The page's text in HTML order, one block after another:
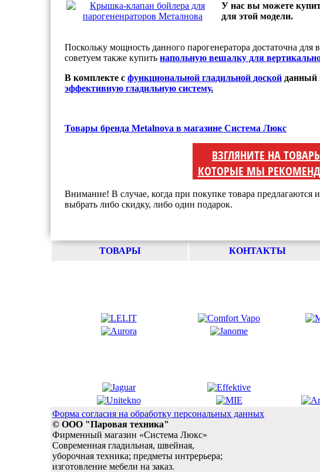
У нас вы можете
для этой модели.
Поскольку мощность данного парогенератора достаточна
советуем также купить напольную вешалку для
В комплекте с функциональной гладильной доской данный
эффективную гладильную систему.
Товары бренда Metalnova в магазине Система Люкс
ВЗГЛЯНИТЕ НА
КОТОРЫЕ МЫ
Внимание! В случае, когда при покупке товара предлагаются
выбрать либо скидку, либо один подарок.
ТОВАРЫ КОНТАКТЫ
Форма согласия на обработку персональных данных
© ООО "Паровая техника"
Фирменный магазин «Система Люкс»
Современная гладильная, швейная,
уборочная техника; предметы интрерьера;
изготовление мебели на заказ.